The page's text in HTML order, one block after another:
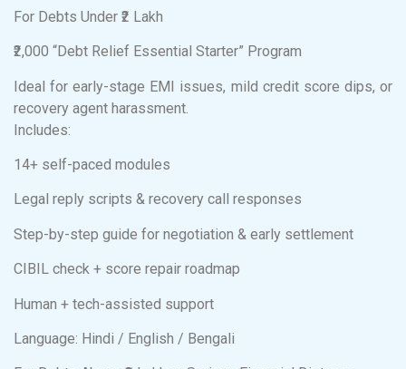
For Debts Under ₹2 Lakh
₹2,000 “Debt Relief Essential Starter” Program
Ideal for early-stage EMI issues, mild credit score dips, or
recovery agent harassment.
Includes:
14+ self-paced modules
Legal reply scripts & recovery call responses
Step-by-step guide for negotiation & early settlement
CIBIL check + score repair roadmap
Human + tech-assisted support
Language: Hindi / English / Bengali